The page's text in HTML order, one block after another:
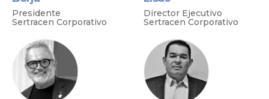
Presidente
Sertracen Corporativo
Director Ejecutivo
Sertracen Corporativo